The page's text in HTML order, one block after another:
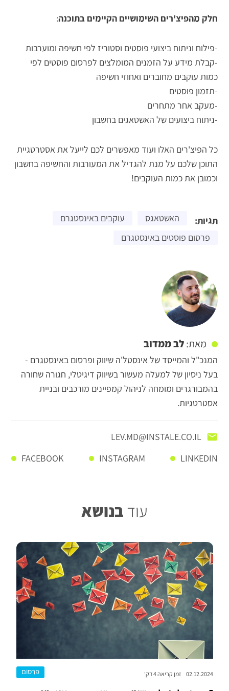
חלק מהפיצ'רים השימושיים הקיימים בתוכנה:
-פילוח וניתוח ביצועי פוסטים וסטוריז לפי חשיפה ומוערבות
-קבלת מידע על הזמנים המומלצים לפרסום פוסטים לפי
כמות עוקבים מחוברים ואחוזי חשיפה
-תזמון פוסטים
-מעקב אחר מתחרים
-ניתוח ביצועים של האשטאגים בחשבון
כל הפיצ'רים האלו ועוד מאפשרים לכם לייעל את אסטרטגיית
התוכן שלכם על מנת להגדיל את המעורבות והחשיפה בחשבון
וכמובן את כמות העוקבים!
תגיות: האשטאגס
עוקבים באינסטגרם
פרסום פוסטים באינסטגרם
מאת:לב ממדוב
המנכ"ל והמייסד של אינסטל'ה שיווק ופרסום באינסטגרם -
בעל ניסיון של למעלה מעשור בשיווק דיגיטלי, חגורה שחורה
בהמבורגרים ומומחה לניהול קמפיינים מורכבים ובניית
אסטרטגיות.
LEV.MD@INSTALE.CO.IL
LINKEDIN
INSTAGRAM
FACEBOOK
עוד בנושא
02.12.2024 זמן קריאה 4 דק' פרסום